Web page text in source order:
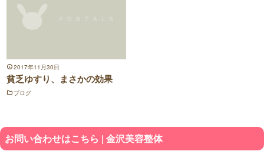
2017年11月30日
貧乏ゆすり、まさかの効果
ブログ
お問い合わせはこちら | 金沢美容整体